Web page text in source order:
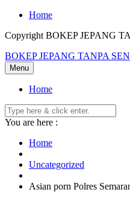
Skip
content
Home
Copyright BOKEP JEPANG
BOKEP JEPANG TANPA
Menu
Home
You are here :
Home
Uncategorized
Asian porn Polres